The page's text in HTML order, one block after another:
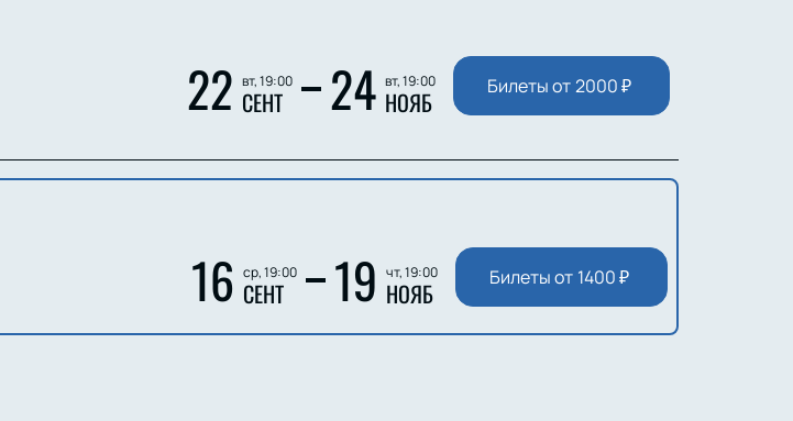
22 вт, 19:00
СЕНТ 24 вт, 19:00
НОЯБ Билеты от 2000₽
16 ср, 19:00
СЕНТ 19 чт, 19:00
НОЯБ Билеты от 1400₽